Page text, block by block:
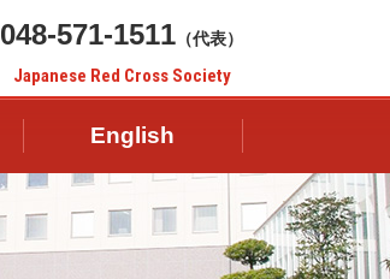
048-571-1511 （代表）
Japanese Red Cross Society
English